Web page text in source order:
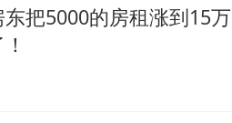
中国经济展现强大韧
把5000的房租涨到15